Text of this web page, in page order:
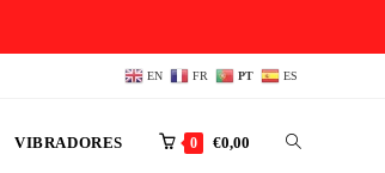
EN FR PT ES
VIBRADORES 0 €0,00